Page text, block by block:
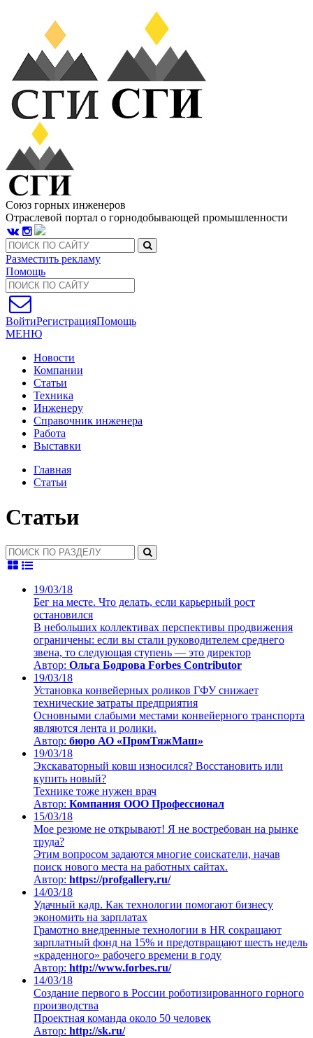
Союз горных инженеров
Отраслевой портал о горнодобывающей промышленности
Разместить рекламу
Помощь
ВойтиРегистрацияПомощь
МЕНЮ
Новости
Компании
Статьи
Техника
Инженеру
Справочник инженера
Работа
Выставки
Главная
Статьи
Статьи
19/03/18
Бег на месте. Что делать, если карьерный рост
остановился
В небольших коллективах перспективы продвижения
ограничены: если вы стали руководителем среднего
звена, то следующая ступень — это директор
Автор: Ольга Бодрова Forbes Contributor
19/03/18
Установка конвейерных роликов ГФУ снижает
технические затраты предприятия
Основными слабыми местами конвейерного транспорта
являются лента и ролики.
Автор: бюро АО «ПромТяжМаш»
19/03/18
Экскаваторный ковш износился? Восстановить или
купить новый?
Технике тоже нужен врач
Автор: Компания ООО Профессионал
15/03/18
Мое резюме не открывают! Я не востребован на рынке
труда?
Этим вопросом задаются многие соискатели, начав
поиск нового места на работных сайтах.
Автор: https://profgallery.ru/
14/03/18
Удачный кадр. Как технологии помогают бизнесу
экономить на зарплатах
Грамотно внедренные технологии в HR сокращают
зарплатный фонд на 15% и предотвращают шесть недель
«краденного» рабочего времени в году
Автор: http://www.forbes.ru/
14/03/18
Создание первого в России роботизированного горного
производства
Проектная команда около 50 человек
Автор: http://sk.ru/